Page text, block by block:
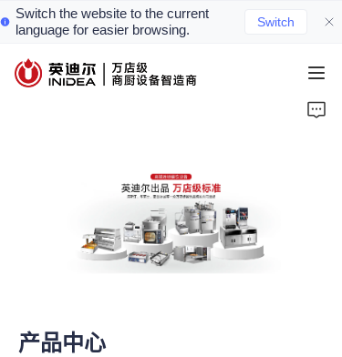
Switch the website to the current
language for easier browsing.
Switch
产品中心
首页